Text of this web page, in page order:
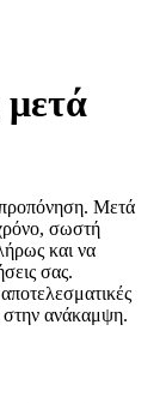
μετά
προπόνηση. Μετά
σωστή
και να
σας.
στην ανάκαμψη.